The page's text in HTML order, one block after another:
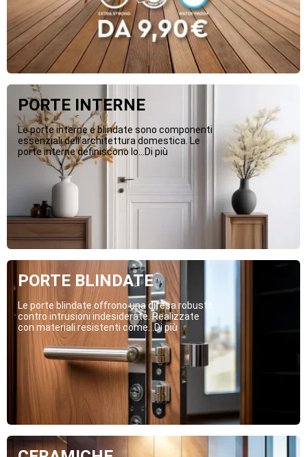
PORTE INTERNE
Le porte interne e blindate sono componenti
essenziali dell’architettura domestica. Le
porte interne definiscono lo...Di più
PORTE BLINDATE
Le porte blindate offrono una difesa robusta
contro intrusioni indesiderate. Realizzate
con materiali resistenti come...Di più